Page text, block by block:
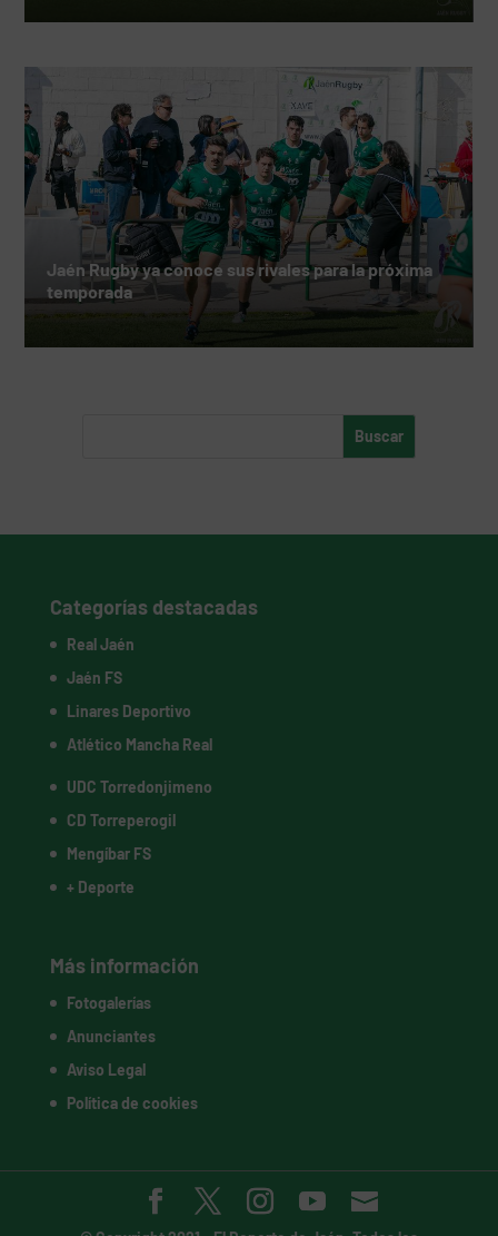
Jaén Rugby ya conoce sus rivales para la próxima
temporada
Categorías destacadas
Real Jaén
Jaén FS
Linares Deportivo
Atlético Mancha Real
UDC Torredonjimeno
CD Torreperogil
Mengíbar FS
+ Deporte
Más información
Fotogalerías
Anunciantes
Aviso Legal
Política de cookies